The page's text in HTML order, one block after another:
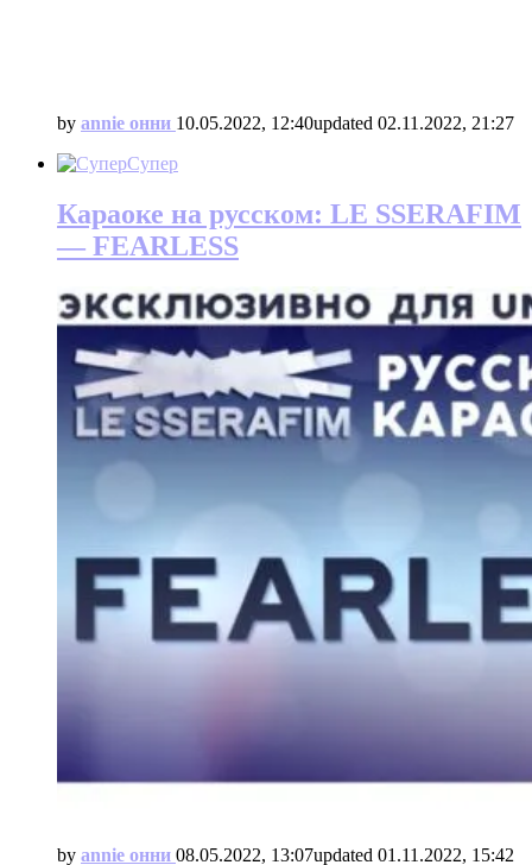
by annie онни 10.05.2022, 12:40updated 02.11.2022, 21:27
Супер
Караоке на русском: LE SSERAFIM
— FEARLESS
by annie онни 08.05.2022, 13:07updated 01.11.2022, 15:42